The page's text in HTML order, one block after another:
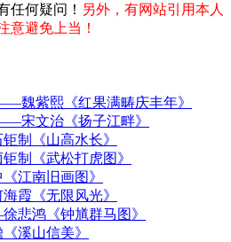
任何疑问！ 另外，有网站引用本人
意避免上当！
魏紫熙《红果满畴庆丰年》
宋文治《扬子江畔》
制《山高水长》
制《武松打虎图》
江南旧画图》
霞《无限风光》
悲鸿《钟馗群马图》
溪山信美》